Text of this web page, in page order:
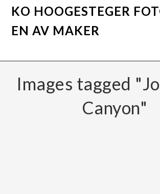
KO HOOGESTEGER
EN AV MAKER
Images tagged
Canyon"